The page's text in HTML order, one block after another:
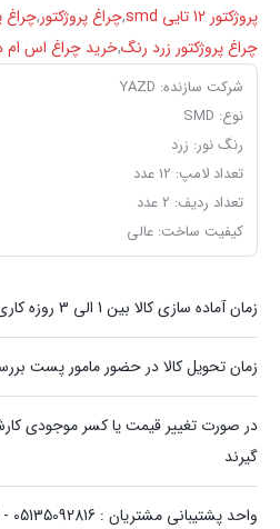
پروژکتور 12 تایی smd
,چراغ پروژکتور,چراغ
چراغ پروژکتور زرد رنگ,خرید چراغ اس ام
شرکت سازنده: YAZD
نوع: SMD
رنگ نور: زرد
تعداد لامپ: 12 عدد
تعداد ردیف: 2 عدد
کیفیت ساخت: عالی
زمان آماده سازی کالا بین 1 الی 3 روزه کاری
زمان تحویل کالا در حضور مامور پست
در صورت تغییر قیمت یا کسر موجودی
گیرند
واحد پشتیبانی مشتریان : 05135092816 - 09157153791